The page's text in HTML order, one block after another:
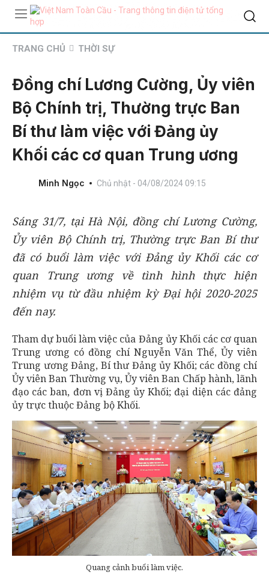
TRANG CHỦ THỜI SỰ
Đồng chí Lương Cường, Ủy viên
Bộ Chính trị, Thường trực Ban
Bí thư làm việc với Đảng ủy
Khối các cơ quan Trung ương
Minh Ngọc Chủ nhật - 04/08/2024 09:15
Sáng 31/7, tại Hà Nội, đồng chí Lương Cường,
Ủy viên Bộ Chính trị, Thường trực Ban Bí thư
đã có buổi làm việc với Đảng ủy Khối các cơ
quan Trung ương về tình hình thực hiện
nhiệm vụ từ đầu nhiệm kỳ Đại hội 2020-2025
đến nay.
Tham dự buổi làm việc của Đảng ủy Khối các cơ quan
Trung ương có đồng chí Nguyễn Văn Thể, Ủy viên
Trung ương Đảng, Bí thư Đảng ủy Khối; các đồng chí
Ủy viên Ban Thường vụ, Ủy viên Ban Chấp hành, lãnh
đạo các ban, đơn vị Đảng ủy Khối; đại diện các đảng
ủy trực thuộc Đảng bộ Khối.
Quang cảnh buổi làm việc.